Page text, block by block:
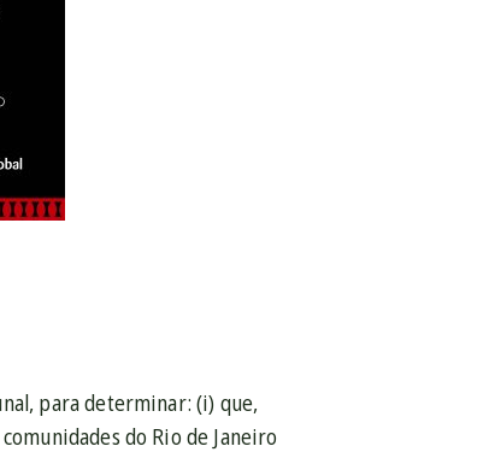
para determinar: (i) que,
do Rio de Janeiro